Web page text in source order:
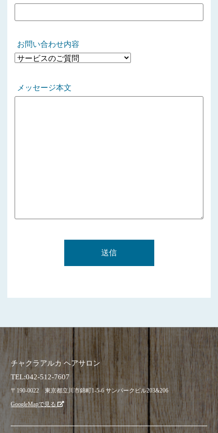
お問い合わせ内容
メッセージ本文
チャクラアルカ ヘアサロン
TEL:042-512-7607
〒190-0022 東京都立川市錦町1-5-6 サンパークビル203&206
GoogleMapで見る